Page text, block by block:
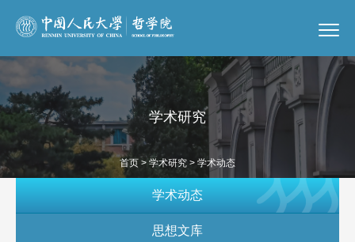
学术研究
首页 > 学术研究 > 学术动态
学术动态
思想文库